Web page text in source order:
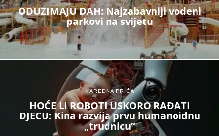
ODUZIMAJU DAH: Najzabavniji vodeni
parkovi na svijetu
NAREDNA PRIČA
HOĆE LI ROBOTI USKORO RAĐATI
DJECU: Kina razvija prvu humanoidnu
„trudnicu”